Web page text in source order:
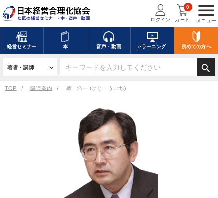
menu
メニュー
ログイン カート
0
経営セミナー 本 音声・動画 eラーニング 初めての方へ
search
TOP 講師案内 櫨 浩一 (はじこういち)